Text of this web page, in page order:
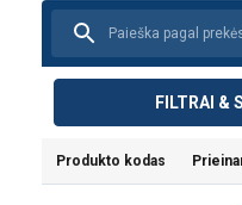
FILTRAI &
Produkto kodas